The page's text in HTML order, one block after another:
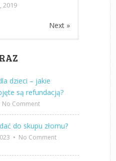
2019
Next »
dzieci – jakie
są refundacją?
No Comment
do skupu złomu?
• No Comment